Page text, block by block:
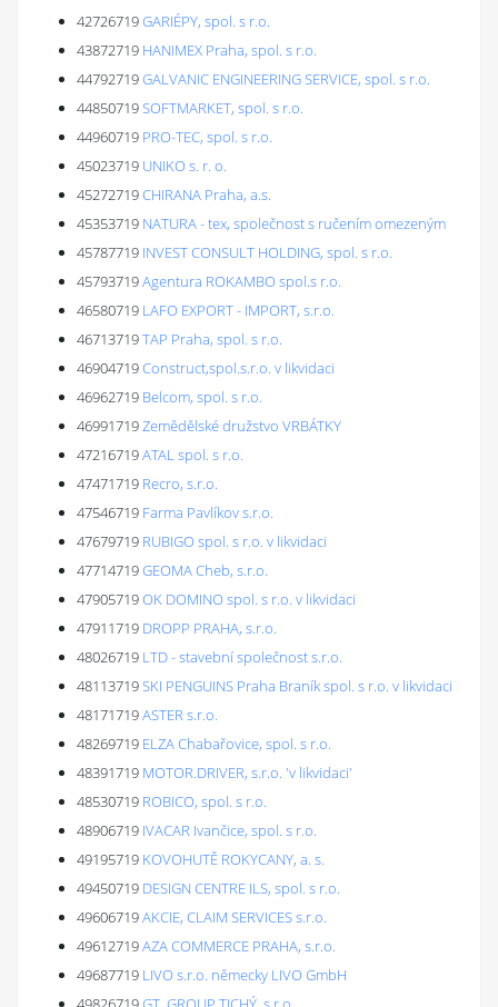
42726719GARIÉPY, spol. s r.o.
43872719 HANIMEX Praha, spol. s r.o.
44792719GALVANIC ENGINEERING SERVICE, spol. s r.o.
44850719SOFTMARKET, spol. s r.o.
44960719 PRO-TEC, spol. s r.o.
45023719 UNIKO s. r. o.
45272719CHIRANA Praha, a.s.
45353719 NATURA - tex, společnost s ručením omezeným
45787719 INVEST CONSULT HOLDING, spol. s r.o.
45793719Agentura ROKAMBO spol.s r.o.
46580719 LAFO EXPORT - IMPORT, s.r.o.
46713719TAP Praha, spol. s r.o.
46904719Construct,spol.s.r.o. v likvidaci
46962719 Belcom, spol. s r.o.
46991719Zemědělské družstvo VRBÁTKY
47216719ATAL spol. s r.o.
47471719 Recro, s.r.o.
47546719 Farma Pavlíkov s.r.o.
47679719 RUBIGO spol. s r.o. v likvidaci
47714719GEOMA Cheb, s.r.o.
47905719OK DOMINO spol. s r.o. v likvidaci
47911719 DROPP PRAHA, s.r.o.
48026719 LTD - stavební společnost s.r.o.
48113719SKI PENGUINS Praha Braník spol. s r.o. v likvidaci
48171719ASTER s.r.o.
48269719 ELZA Chabařovice, spol. s r.o.
48391719 MOTOR.DRIVER, s.r.o. 'v likvidaci'
48530719 ROBICO, spol. s r.o.
48906719 IVACAR Ivančice, spol. s r.o.
49195719 KOVOHUTĚ ROKYCANY, a. s.
49450719 DESIGN CENTRE ILS, spol. s r.o.
49606719AKCIE, CLAIM SERVICES s.r.o.
49612719AZA COMMERCE PRAHA, s.r.o.
49687719 LIVO s.r.o. německy LIVO GmbH